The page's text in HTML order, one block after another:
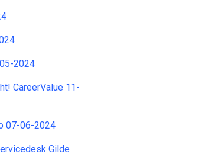
2024
CareerValue 11-
07-06-2024
Gilde